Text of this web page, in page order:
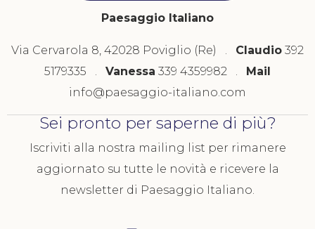
Paesaggio Italiano
Via Cervarola 8, 42028 Poviglio (Re) . Claudio 392
5179335 . Vanessa 339 4359982 . Mail
info@paesaggio-italiano.com
Sei pronto per saperne di più?
Iscriviti alla nostra mailing list per rimanere
aggiornato su tutte le novità e ricevere la
newsletter di Paesaggio Italiano.